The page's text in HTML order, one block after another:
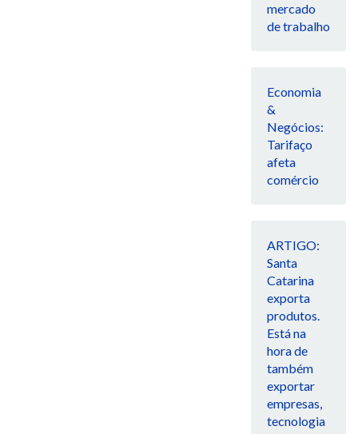
mercado
de trabalho
Economia
&
Negócios:
Tarifaço
afeta
comércio
ARTIGO:
Santa
Catarina
exporta
produtos.
Está na
hora de
também
exportar
empresas,
tecnologia